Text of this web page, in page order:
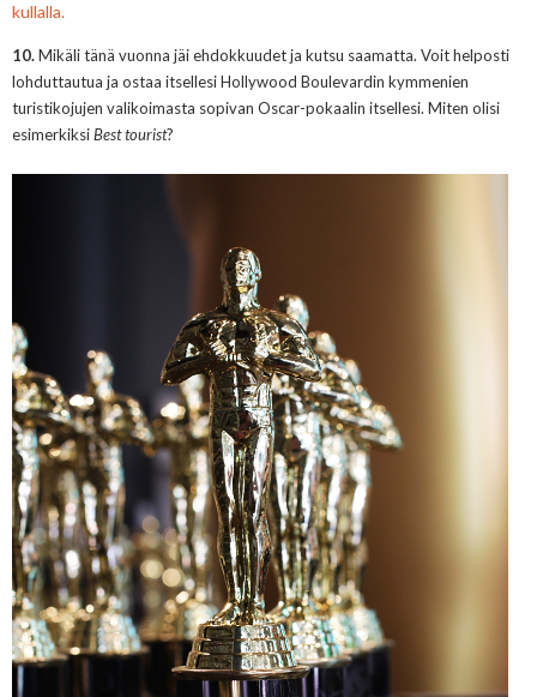
kullalla.
10.Mikäli tänä vuonna jäi ehdokkuudet ja kutsu saamatta. Voit helposti
lohduttautua ja ostaa itsellesi Hollywood Boulevardin kymmenien
turistikojujen valikoimasta sopivan Oscar-pokaalin itsellesi. Miten olisi
esimerkiksiBest tourist?